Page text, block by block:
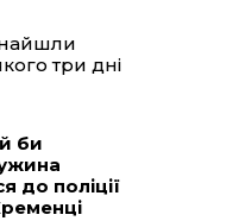
три дні
би
до поліції